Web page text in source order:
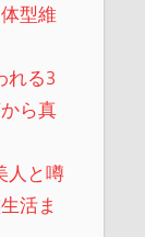
型維
れる3
ら真
人と噂
活ま